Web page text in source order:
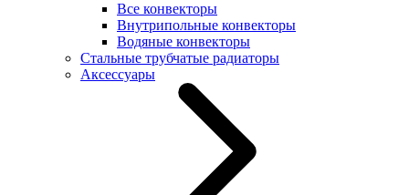
Все конвекторы
Внутрипольные конвекторы
Водяные конвекторы
Стальные трубчатые радиаторы
Аксессуары